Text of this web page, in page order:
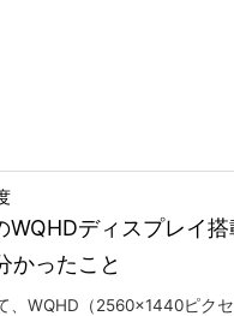
WQHDディスプレイ
かったこと
、WQHD（2560×1440ピク